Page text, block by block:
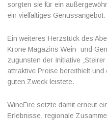
sorgten sie für ein
ein vielfältiges Genussangebot.
Ein weiteres Herzstück des
Krone Magazins Wein- und
zugunsten der Initiative
attraktive Preise bereithielt und
guten Zweck leistete.
WineFire setzte damit erneut
Erlebnisse, regionale